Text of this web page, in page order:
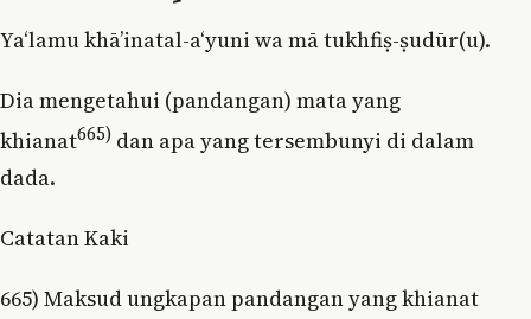
Ya‘lamu khā’inatal-a‘yuni wa mā tukhfiṣ-ṣudūr(u).
Dia mengetahui (pandangan) mata yang
khianat665) dan apa yang tersembunyi di dalam
dada.
Catatan Kaki
665) Maksud ungkapan pandangan yang khianat